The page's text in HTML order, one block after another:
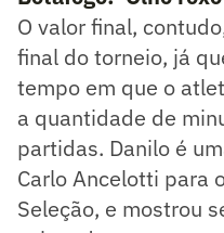
O valor final,
final do torneio, já
tempo em que o
a quantidade de
partidas. Danilo é
Carlo Ancelotti para
Seleção, e mostrou